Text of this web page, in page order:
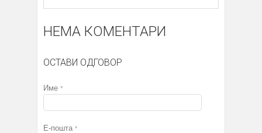
НЕМА КОМЕНТАРИ
ОСТАВИ ОДГОВОР
Име *
Е-пошта *